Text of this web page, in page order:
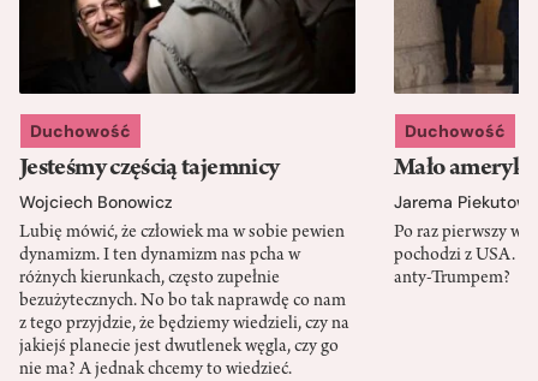
Duchowość
Jesteśmy częścią tajemnicy
Wojciech Bonowicz
Lubię mówić, że człowiek ma w sobie pewien
dynamizm. I ten dynamizm nas pcha w
różnych kierunkach, często zupełnie
bezużytecznych. No bo tak naprawdę co nam
z tego przyjdzie, że będziemy wiedzieli, czy na
jakiejś planecie jest dwutlenek węgla, czy go
nie ma? A jednak chcemy to wiedzieć.
Duchowość
Mało
Jarema
Po raz pierwszy w
pochodzi z USA.
anty-Trumpem?